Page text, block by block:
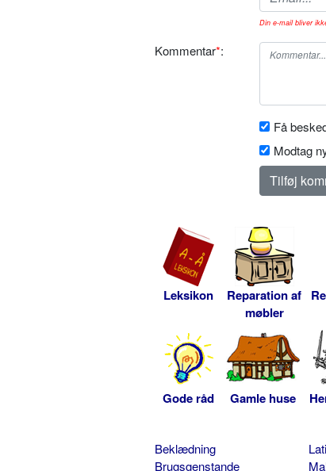
Din e-mail bliver
Kommentar*:
Få
Modtag
Leksikon
Reparation af
møbler
Gode råd Gamle huse
Beklædning
Brugsgenstande